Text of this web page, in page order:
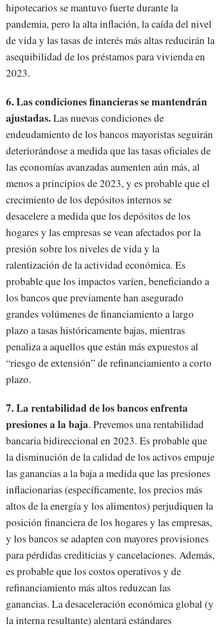
hipotecarios se mantuvo fuerte durante la
pandemia, pero la alta inflación, la caída del nivel
de vida y las tasas de interés más altas reducirán la
asequibilidad de los préstamos para vivienda en
2023.
6. Las condiciones financieras se mantendrán
ajustadas.Las nuevas condiciones de
endeudamiento de los bancos mayoristas seguirán
deteriorándose a medida que las tasas oficiales de
las economías avanzadas aumenten aún más, al
menos a principios de 2023, y es probable que el
crecimiento de los depósitos internos se
desacelere a medida que los depósitos de los
hogares y las empresas se vean afectados por la
presión sobre los niveles de vida y la
ralentización de la actividad económica. Es
probable que los impactos varíen, beneficiando a
los bancos que previamente han asegurado
grandes volúmenes de financiamiento a largo
plazo a tasas históricamente bajas, mientras
penaliza a aquellos que están más expuestos al
“riesgo de extensión” de refinanciamiento a corto
plazo.
7. La rentabilidad de los bancos enfrenta
presiones a la baja. Prevemos una rentabilidad
bancaria bidireccional en 2023. Es probable que
la disminución de la calidad de los activos empuje
las ganancias a la baja a medida que las presiones
inflacionarias (específicamente, los precios más
altos de la energía y los alimentos) perjudiquen la
posición financiera de los hogares y las empresas,
y los bancos se adapten con mayores provisiones
para pérdidas crediticias y cancelaciones. Además,
es probable que los costos operativos y de
refinanciamiento más altos reduzcan las
ganancias. La desaceleración económica global (y
la interna resultante) alentará estándares